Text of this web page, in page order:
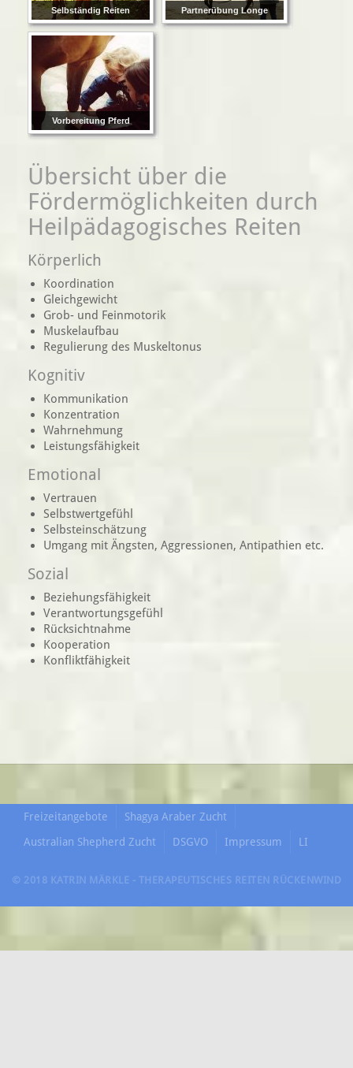
Selbständig Reiten Partnerübung Longe
Vorbereitung Pferd
Übersicht über die
Fördermöglichkeiten durch
Heilpädagogisches Reiten
Körperlich
Koordination
Gleichgewicht
Grob- und Feinmotorik
Muskelaufbau
Regulierung des Muskeltonus
Kognitiv
Kommunikation
Konzentration
Wahrnehmung
Leistungsfähigkeit
Emotional
Vertrauen
Selbstwertgefühl
Selbsteinschätzung
Umgang mit Ängsten, Aggressionen, Antipathien etc.
Sozial
Beziehungsfähigkeit
Verantwortungsgefühl
Rücksichtnahme
Kooperation
Konfliktfähigkeit
Freizeitangebote
Shagya Araber Zucht
Australian Shepherd Zucht
DSGVO Impressum LI
© 2018 KATRIN MÄRKLE - THERAPEUTISCHES REITEN RÜCKENWIND